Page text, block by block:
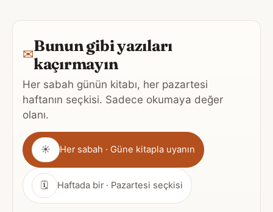
✉Bunun gibi yazıları
kaçırmayın
Her sabah günün kitabı, her pazartesi
haftanın seçkisi. Sadece okumaya değer
olanı.
Gönderim
sıklığı
☀ Her sabah · Güne kitapla uyanın
🗓 Haftada bir · Pazartesi seçkisi